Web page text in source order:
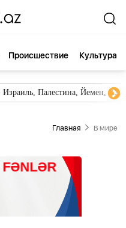
Происшествие Культура
Палестина, Йемен,
Главная В мире